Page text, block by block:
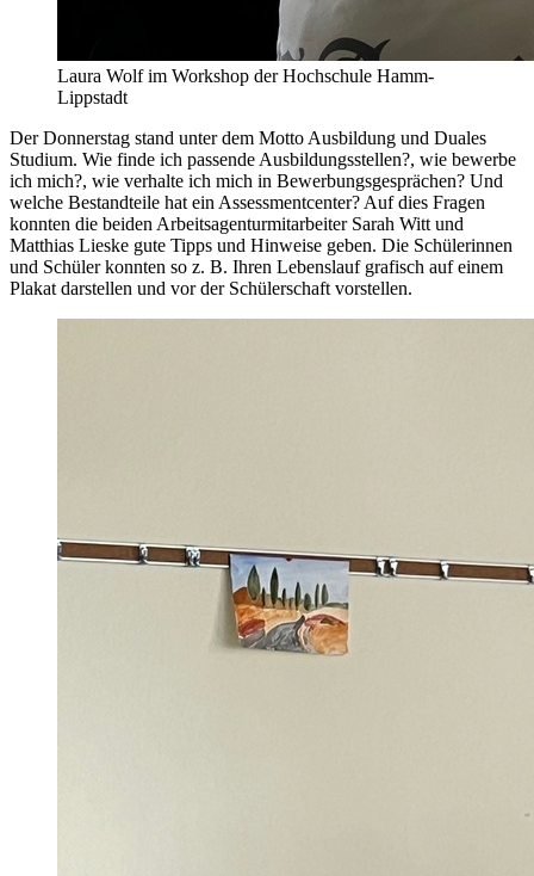
Laura Wolf im Workshop der Hochschule Hamm-
Lippstadt
Der Donnerstag stand unter dem Motto Ausbildung und Duales
Studium. Wie finde ich passende Ausbildungsstellen?, wie bewerbe
ich mich?, wie verhalte ich mich in Bewerbungsgesprächen? Und
welche Bestandteile hat ein Assessmentcenter? Auf dies Fragen
konnten die beiden Arbeitsagenturmitarbeiter Sarah Witt und
Matthias Lieske gute Tipps und Hinweise geben. Die Schülerinnen
und Schüler konnten so z. B. Ihren Lebenslauf grafisch auf einem
Plakat darstellen und vor der Schülerschaft vorstellen.